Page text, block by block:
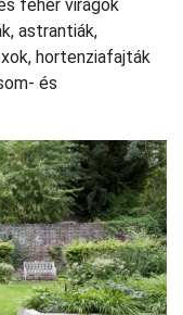
fehér virágok
astrantiák,
hortenziafajták
és